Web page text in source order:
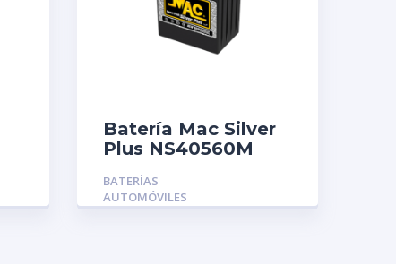
Batería Mac Silver
Plus NS40560M
BATERÍAS
AUTOMÓVILES